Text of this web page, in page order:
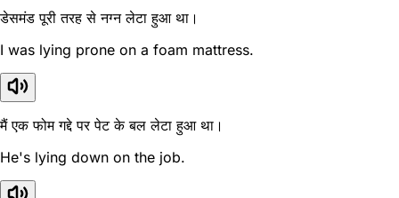
डेसमंड पूरी तरह से नग्न लेटा हुआ था।
I was lying prone on a foam mattress.
मैं एक फोम गद्दे पर पेट के बल लेटा हुआ था।
He's lying down on the job.